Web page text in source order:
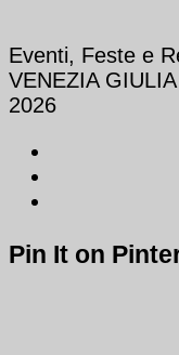
Eventi, Feste e
VENEZIA
2026
Pin It on